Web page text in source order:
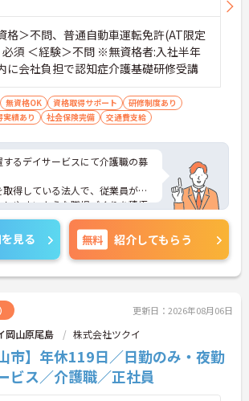
格＞不問、普通自動車運転免許(AT限定
必須 ＜経験＞不問 ※無資格者:入社半年
に会社負担で認知症介護基礎研修受講
無資格OK 資格取得サポート
研修制度あり
績あり
社会保険完備 交通費支給
るデイサービスにて介護職の募
得している法人で、従業員が子
やすいような職場づくりを積極
。
面接対策ポイントなど、さらに
ますのでお気軽にご相談くださ
見る 無料 紹介してもらう
更新日：2026年08月06日
岡山原尾島 株式会社ツクイ
市】年休119日／日勤のみ・夜勤
ビス／介護職／正社員